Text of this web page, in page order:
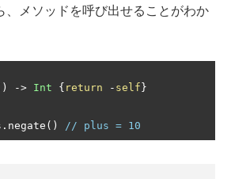
、メソッドを呼び出せることがわか
-> Int { return - self }
. negate () // plus = 10